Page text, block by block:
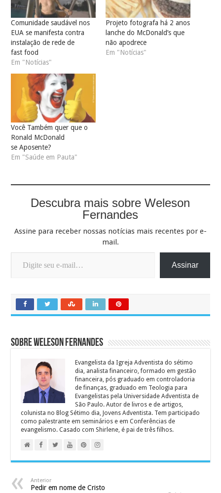
Comunidade saudável nos
EUA se manifesta contra
instalação de rede de
fast food
Em "Notícias"
Projeto fotografa há 2 anos
lanche do McDonald’s que
não apodrece
Em "Notícias"
Você Também quer que o
Ronald McDonald
se Aposente?
Em "Saúde em Pauta"
Descubra mais sobre Weleson
Fernandes
Assine para receber nossas notícias mais recentes por e-
mail.
Digite seu e-mail…
Assinar
Sobre Weleson Fernandes
Evangelista da Igreja Adventista do sétimo
dia, analista financeiro, formado em gestão
financeira, pós graduado em controladoria
de finanças, graduado em Teologia para
Evangelistas pela Universidade Adventista de
São Paulo. Autor de livros e de artigos,
colunista no Blog Sétimo dia, Jovens Adventista. Tem participado
como palestrante em seminários e em Conferências de
evangelismo. Casado com Shirlene, é pai de três filhos.
Anterior
Pedir em nome de Cristo